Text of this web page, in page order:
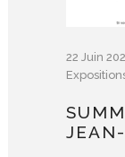
22 Juin